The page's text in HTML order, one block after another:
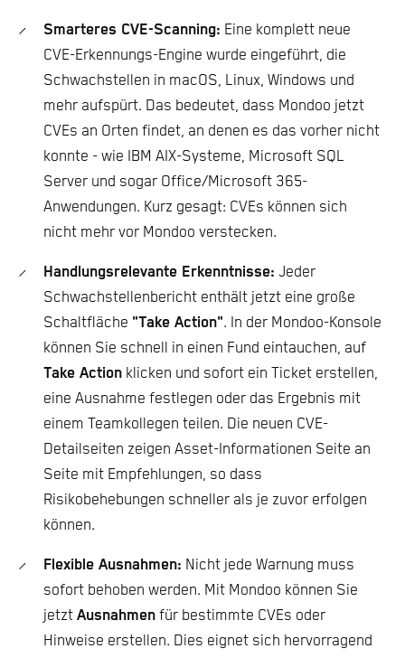
Smarteres CVE-Scanning: Eine komplett neue
CVE-Erkennungs-Engine wurde eingeführt, die
Schwachstellen in macOS, Linux, Windows und
mehr aufspürt. Das bedeutet, dass Mondoo jetzt
CVEs an Orten findet, an denen es das vorher nicht
konnte - wie IBM AIX-Systeme, Microsoft SQL
Server und sogar Office/Microsoft 365-
Anwendungen. Kurz gesagt: CVEs können sich
nicht mehr vor Mondoo verstecken.
Handlungsrelevante Erkenntnisse: Jeder
Schwachstellenbericht enthält jetzt eine große
Schaltfläche "Take Action". In der Mondoo-Konsole
können Sie schnell in einen Fund eintauchen, auf
Take Action klicken und sofort ein Ticket erstellen,
eine Ausnahme festlegen oder das Ergebnis mit
einem Teamkollegen teilen. Die neuen CVE-
Detailseiten zeigen Asset-Informationen Seite an
Seite mit Empfehlungen, so dass
Risikobehebungen schneller als je zuvor erfolgen
können.
Flexible Ausnahmen: Nicht jede Warnung muss
sofort behoben werden. Mit Mondoo können Sie
jetzt Ausnahmen für bestimmte CVEs oder
Hinweise erstellen. Dies eignet sich hervorragend